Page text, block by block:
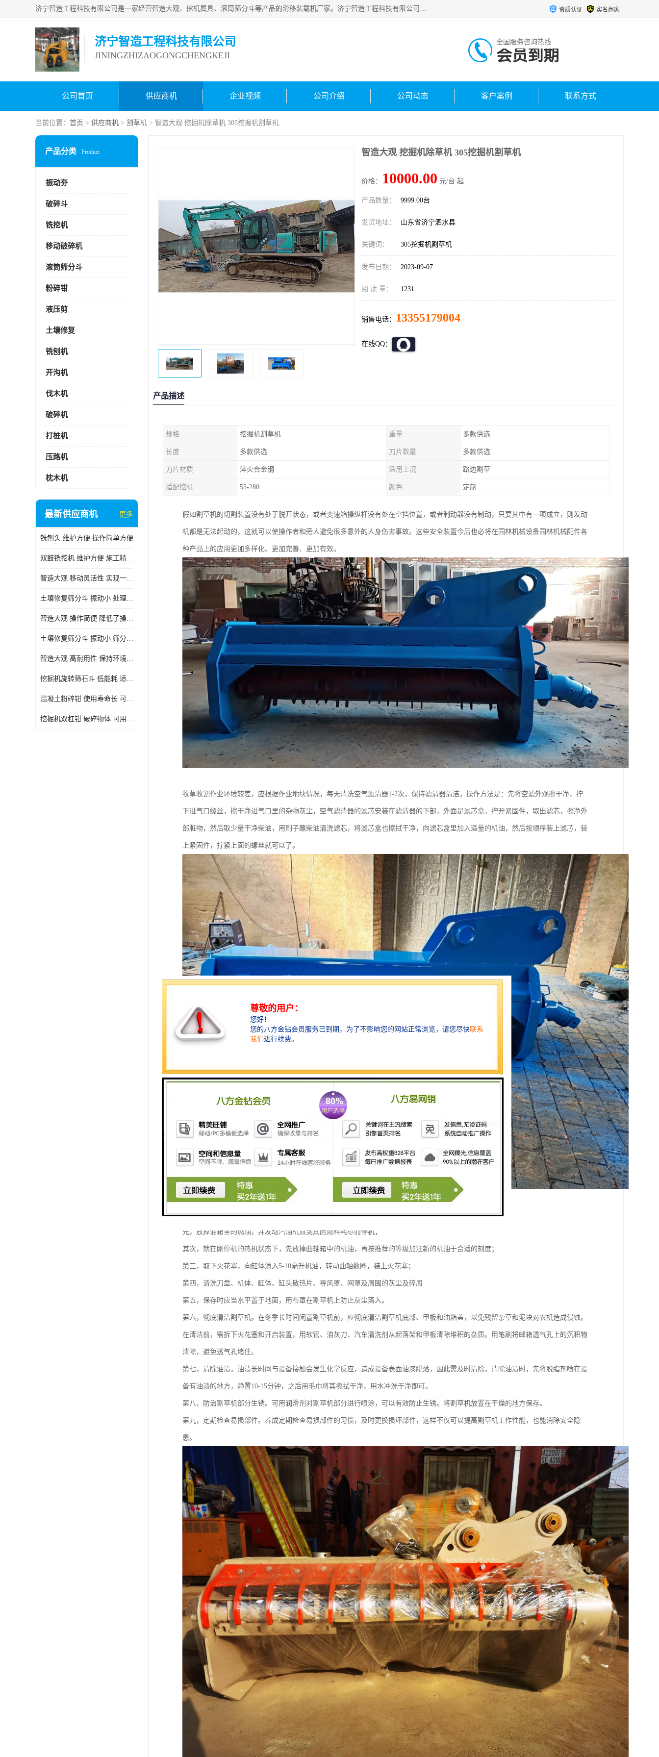
济宁智造工程科技有限公司是一家经营智造大观、挖机属具、滚筒筛分斗等产品的滑移装载机厂家。济宁智造工程科技有限公司奉行以质量赢得用户，诚信为本，互利共赢的宗旨，依靠雄厚的技术力量，科学的管理制度，先进的加工检测设备，始终坚持以客户为中心，免费咨询！ 资质认证 实名商家
济宁智造工程科技有限公司
JININGZHIZAOGONGCHENGKEJI
全国服务咨询热线:
会员到期
公司首页 供应商机 企业视频 公司介绍 公司动态 客户案例 联系方式
当前位置： 首页 > 供应商机 > 割草机 > 智造大观 挖掘机除草机 305挖掘机割草机
产品分类 Product
振动夯
破碎斗
铣挖机
移动破碎机
滚筒筛分斗
粉碎钳
液压剪
土壤修复
铣刨机
开沟机
伐木机
破碎机
打桩机
压路机
枕木机
最新供应商机 更多
铣刨头 维护方便 操作简单方便
双鼓铣挖机 维护方便 施工精度高
智造大观 移动灵活性 实现一机多用
土壤修复筛分斗 振动小 处理能力大
智造大观 操作简便 降低了操作难度
土壤修复筛分斗 振动小 筛分效果可调节
智造大观 高耐用性 保持环境整洁
挖掘机旋转筛石斗 低能耗 适用范围广
混凝土粉碎钳 使用寿命长 可用于多种场合
挖掘机双杠钳 破碎物体 可用于多种场合
智造大观 挖掘机除草机 305挖掘机割草机
价格： 10000.00 元/台 起
产品数量： 9999.00台
发货地址： 山东省济宁泗水县
关键词： 305挖掘机割草机
发布日期： 2023-09-07
阅 读 量： 1231
销售电话： 13355179004
在线QQ：
产品描述
规格 挖掘机割草机 重量 多款供选
长度 多款供选 刀片数量 多款供选
刀片材质 淬火合金钢 适用工况 路边割草
适配挖机 55-280 颜色 定制
假如割草机的切割装置没有处于脱开状态，或者变速箱操纵杆没有处在空挡位置，或者制动器没有制动，只要其中有一项成立，则发动
机都是无法起动的，这就可以使操作者和旁人避免很多意外的人身伤害事故。这些安全装置今后也必将在园林机械设备园林机械配件各
种产品上的应用更加多样化、更加完善、更加有效。
牧草收割作业环境较差，应根据作业地块情况，每天清洗空气滤清器1-2次，保持滤清器清洁。操作方法是：先将空滤外观擦干净，拧
下进气口螺丝，擦干净进气口里的杂物灰尘，空气滤清器的滤芯安装在滤清器的下部，外面是滤芯盒，拧开紧固件，取出滤芯，擦净外
部脏物，然后取少量干净柴油，用刷子蘸柴油清洗滤芯，将滤芯盒也擦拭干净，向滤芯盒里加入适量的机油，然后按顺序装上滤芯，装
上紧固件，拧紧上面的螺丝就可以了。
冬季草坪机在储存超过30天以上时：
先，放掉油箱里的燃油，并发动汽油机直到其因燃料耗尽而停机；
其次，就在刚停机的热机状态下，先放掉曲轴箱中的机油，再按推荐的等级加注新的机油于合适的刻度；
第三，取下火花塞，向缸体滴入5-10毫升机油，转动曲轴数圈，装上火花塞；
第四，清洗刀盘、机体、缸体、缸头散热片、导风罩、网罩及周围的灰尘及碎屑
第五，保存时应当水平置于地面，用布罩在割草机上防止灰尘落入。
第六，彻底清洁割草机。在冬季长时间闲置割草机前，应彻底清洁割草机底部、甲板和油箱盖，以免残留杂草和泥块对农机造成侵蚀。
在清洁前，需拆下火花塞和开启装置，用软管、油灰刀、汽车清洗剂从起落架和甲板清除堆积的杂质。用笔刷将邮箱透气孔上的沉积物
清除，避免透气孔堵住。
第七，清除油渍。油渍长时间与设备接触会发生化学反应，造成设备表面油漆脱落，因此需及时清除。清除油渍时，先将脱脂剂喷在设
备有油渍的地方，静置10-15分钟，之后用毛巾将其擦拭干净，用水冲洗干净即可。
第八，防治割草机部分生锈。可用润滑剂对割草机部分进行喷涂，可以有效防止生锈。将割草机放置在干燥的地方保存。
第九，定期检查易损部件。养成定期检查易损部件的习惯，及时更换损坏部件，这样不仅可以提高割草机工作性能，也能消除安全隐
患。